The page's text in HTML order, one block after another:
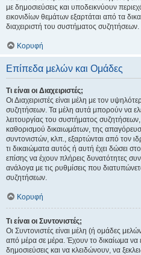
με δημοσιεύσεις και υποδεικνύουν
εικονιδίων θεμάτων εξαρτάται από τα
διαχειριστή του συστήματος συζητήσεων.
Κορυφή
Επίπεδα μελών και Ομάδες
Τι είναι οι Διαχειριστές;
Οι Διαχειριστές είναι μέλη με τον
συζητήσεων. Τα μέλη αυτά μπορούν να
λειτουργίας του συστήματος
καθορισμού δικαιωμάτων, της
συντονιστών, κλπ., εξαρτώνται από τον
τι δικαιώματα αυτός ή αυτή έχει δώσει
επίσης να έχουν πλήρεις δυνατότητες
ανάλογα με τις ρυθμίσεις που
συζητήσεων.
Κορυφή
Τι είναι οι Συντονιστές;
Οι Συντονιστές είναι μέλη (ή ομάδες
από μέρα σε μέρα. Έχουν το δικαίωμα να
δημοσιεύσεις και να κλειδώνουν, να